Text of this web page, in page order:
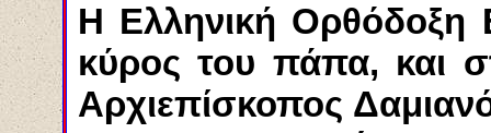
Η Ελληνική Ορθόδοξη
κύρος του πάπα, και
Αρχιεπίσκοπος